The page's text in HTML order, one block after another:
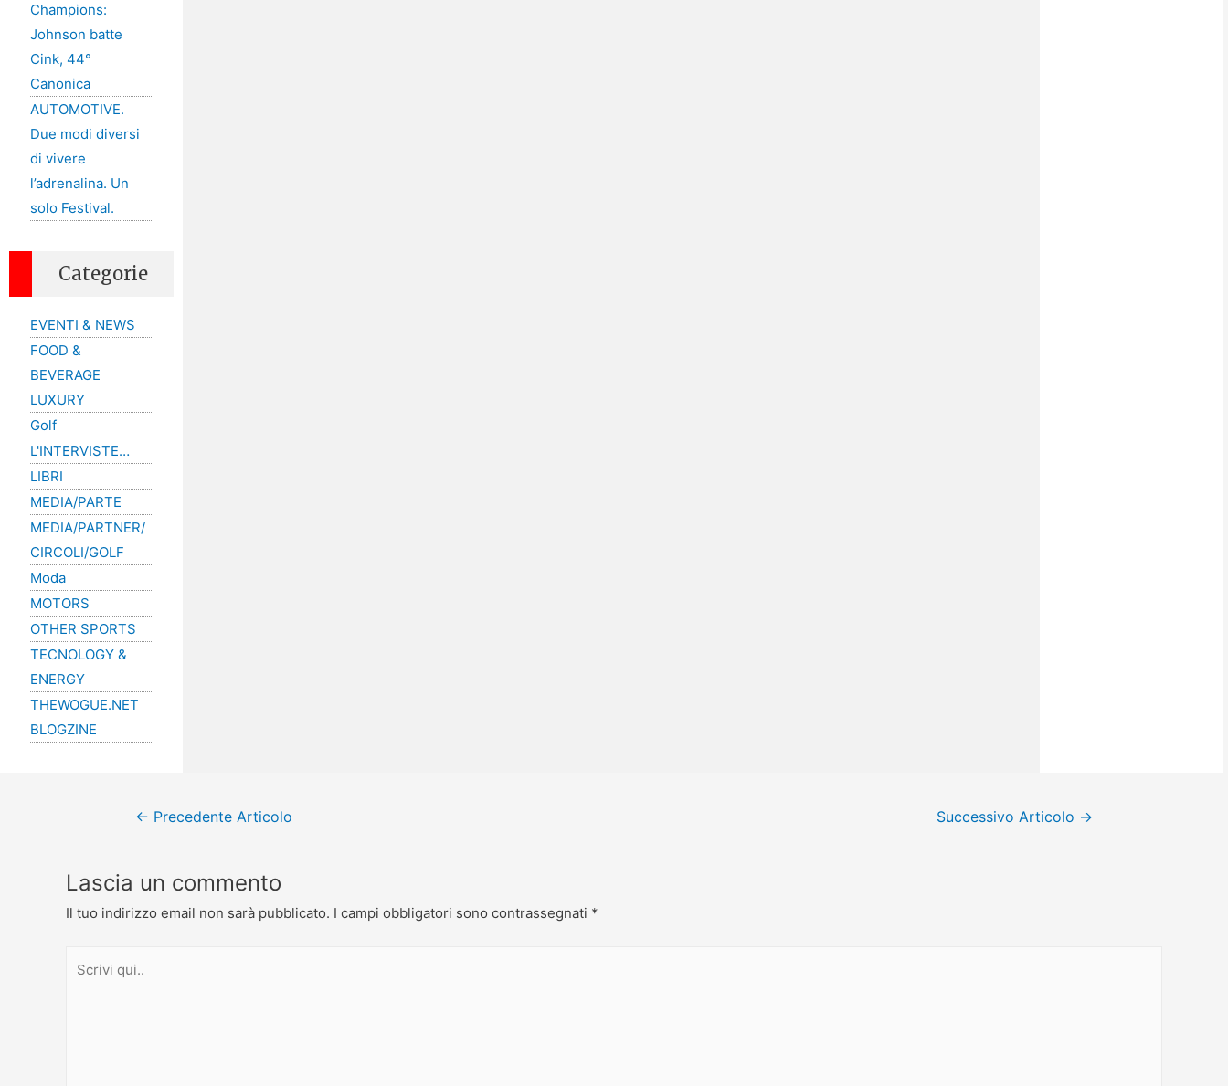
Champions:
Johnson batte
Cink, 44°
Canonica
AUTOMOTIVE.
Due modi diversi
di vivere
l’adrenalina. Un
solo Festival.
Categorie
EVENTI & NEWS
FOOD &
BEVERAGE
LUXURY
Golf
L'INTERVISTE…
LIBRI
MEDIA/PARTE
MEDIA/PARTNER/
CIRCOLI/GOLF
Moda
MOTORS
OTHER SPORTS
TECNOLOGY &
ENERGY
THEWOGUE.NET
BLOGZINE
← Precedente Articolo Successivo Articolo →
Lascia un commento
Il tuo indirizzo email non sarà pubblicato. I campi obbligatori sono contrassegnati *